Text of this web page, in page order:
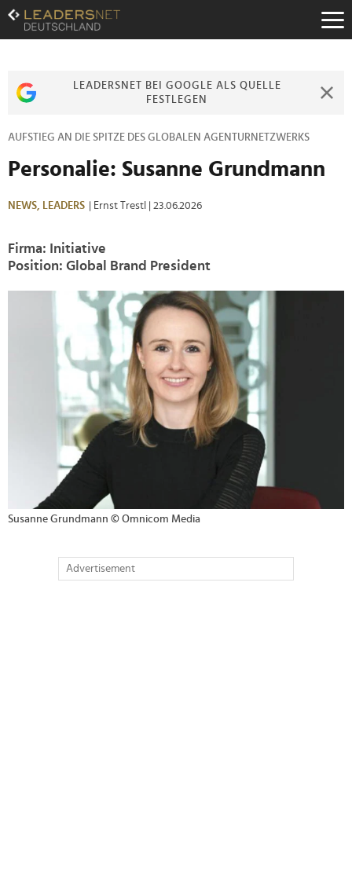
Zum
Inhalt
Zur
Zur
LEADERSNET BEI GOOGLE ALS QUELLE
FESTLEGEN
AUFSTIEG AN DIE SPITZE DES GLOBALEN AGENTURNETZWERKS
Personalie: Susanne Grundmann
NEWS, LEADERS | Ernst Trestl | 23.06.2026
Firma: Initiative
Position: Global Brand President
Susanne Grundmann © Omnicom Media
Advertisement